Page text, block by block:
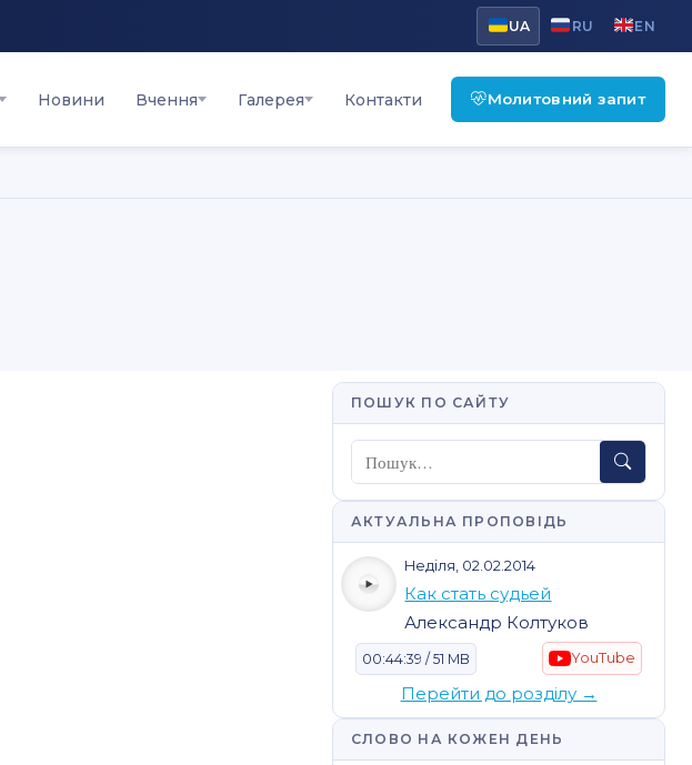
UA RU EN
Новини Вчення Галерея Контакти Молитовний запит
ПОШУК ПО САЙТУ
Пошук
АКТУАЛЬНА ПРОПОВІДЬ
Неділя, 02.02.2014
Как стать судьей
Александр Колтуков
00:44:39 / 51 MB YouTube
Перейти до розділу →
СЛОВО НА КОЖЕН ДЕНЬ